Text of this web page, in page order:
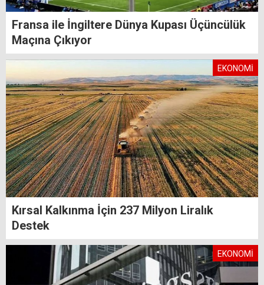
Fransa ile İngiltere Dünya Kupası Üçüncülük
Maçına Çıkıyor
EKONOMİ
Kırsal Kalkınma İçin 237 Milyon Liralık
Destek
EKONOMİ